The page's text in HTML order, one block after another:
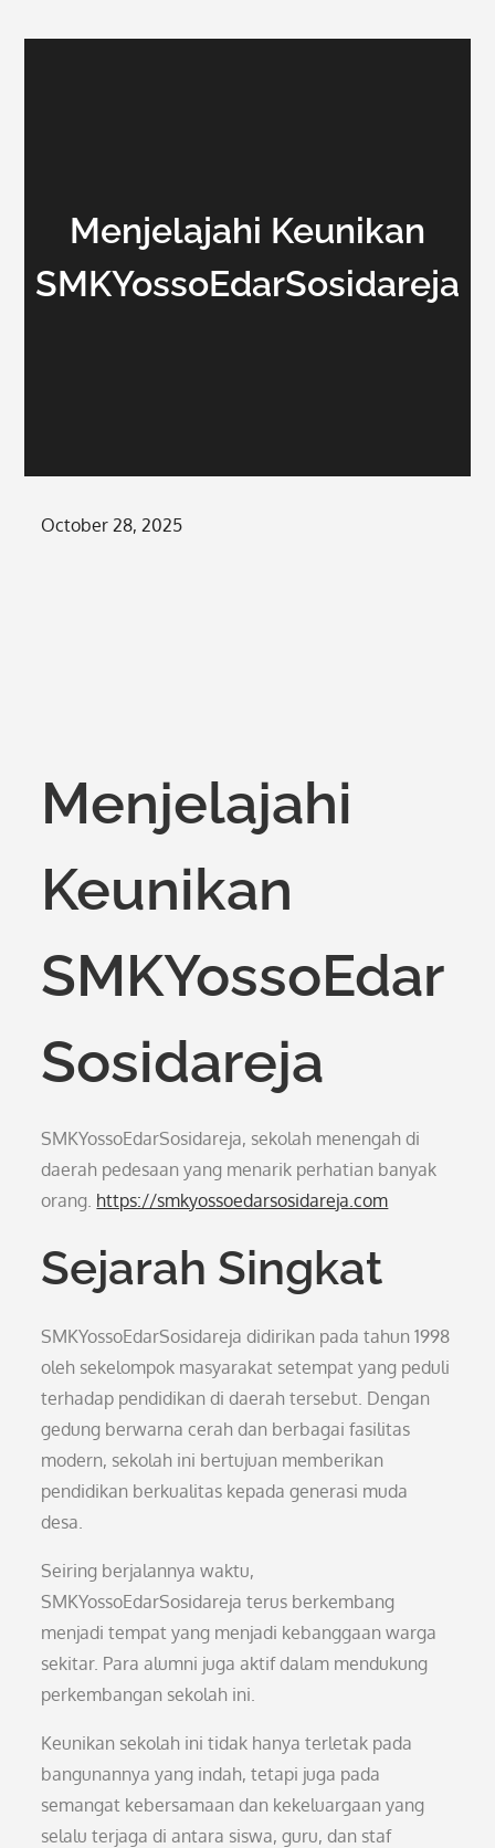
Menjelajahi Keunikan
SMKYossoEdarSosidareja
Posted
October 28, 2025
Menjelajahi
Keunikan
SMKYossoEdar
Sosidareja
SMKYossoEdarSosidareja, sekolah menengah di
daerah pedesaan yang menarik perhatian banyak
orang. https://smkyossoedarsosidareja.com
Sejarah Singkat
SMKYossoEdarSosidareja didirikan pada tahun 1998
oleh sekelompok masyarakat setempat yang peduli
terhadap pendidikan di daerah tersebut. Dengan
gedung berwarna cerah dan berbagai fasilitas
modern, sekolah ini bertujuan memberikan
pendidikan berkualitas kepada generasi muda
desa.
Seiring berjalannya waktu,
SMKYossoEdarSosidareja terus berkembang
menjadi tempat yang menjadi kebanggaan warga
sekitar. Para alumni juga aktif dalam mendukung
perkembangan sekolah ini.
Keunikan sekolah ini tidak hanya terletak pada
bangunannya yang indah, tetapi juga pada
semangat kebersamaan dan kekeluargaan yang
selalu terjaga di antara siswa, guru, dan staf